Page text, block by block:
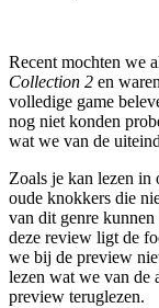
Recent mochten we
Collection 2 en
volledige game
nog niet konden
wat we van de
Zoals je kan lezen in
oude knokkers die
van dit genre
deze review ligt de
we bij de preview
lezen wat we van de
preview teruglezen.